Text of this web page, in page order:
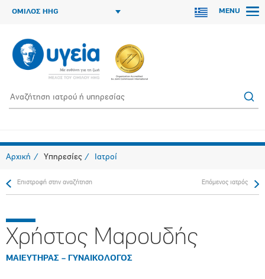
ΟΜΙΛΟΣ HHG MENU
Αρχική Υπηρεσίες Ιατροί
Επιστροφή στην αναζήτηση Επόμενος ιατρός
Χρήστος Μαρουδής
ΜΑΙΕΥΤΗΡΑΣ – ΓΥΝΑΙΚΟΛΟΓΟΣ